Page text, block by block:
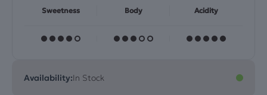
Sweetness Body Acidity
Availability:In Stock